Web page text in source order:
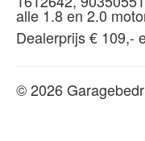
alle 1.8 en 2.0
Dealerprijs € 109,-
© 2026